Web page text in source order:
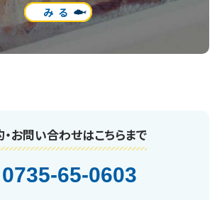
みる
・お問い合わせはこちらまで
0735-65-0603